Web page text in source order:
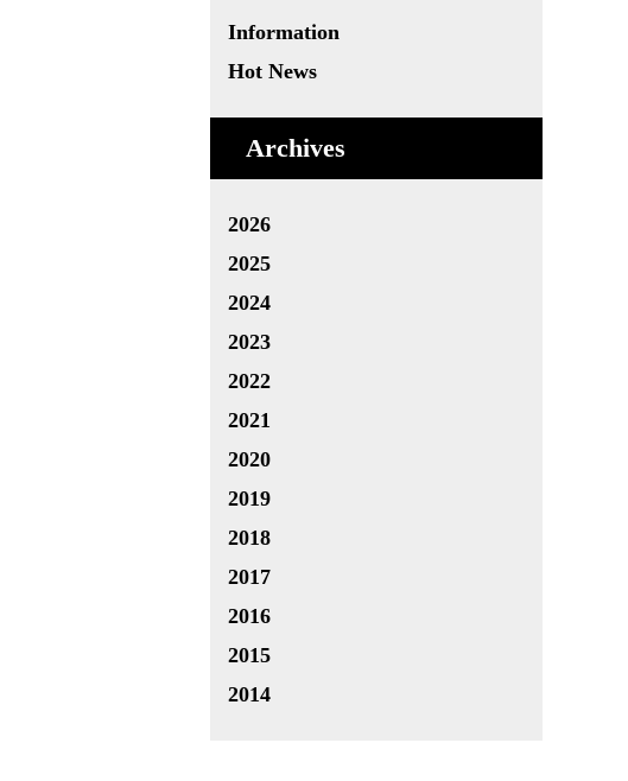
Information
Hot News
Archives
2026
2025
2024
2023
2022
2021
2020
2019
2018
2017
2016
2015
2014